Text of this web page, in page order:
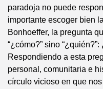
paradoja no puede
importante escoger bien
Bonhoeffer, la pregunta
“¿cómo?” sino
Respondiendo a esta
personal, comunitaria e
círculo vicioso en que